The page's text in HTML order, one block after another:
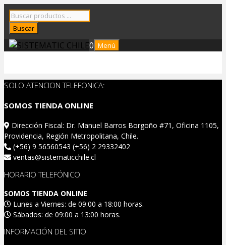
Saltar
al
contenido
Búsqueda
de
productos
Buscar
0 Menú
SOLO ATENCION TELEFONICA:
SOMOS TIENDA ONLINE
Dirección Fiscal: Dr. Manuel Barros Borgoño #71, Oficina 1105,
Providencia, Región Metropolitana, Chile.
(+56) 9 56560543 (+56) 2 29332402
ventas@sistematicchile.cl
HORARIO TELEFÓNICO
SOMOS TIENDA ONLINE
Lunes a Viernes: de 09:00 a 18:00 horas.
Sábados: de 09:00 a 13:00 horas.
INFORMACIÓN DEL SITIO